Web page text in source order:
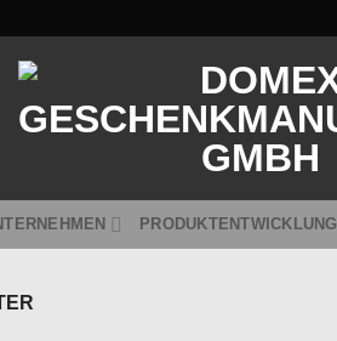
PRODUKTENTWICKLUNG